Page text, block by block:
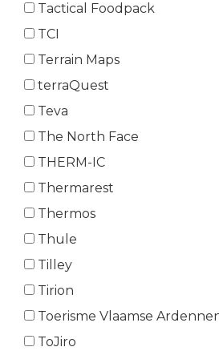
Tactical Foodpack
TCI
Terrain Maps
terraQuest
Teva
The North Face
THERM-IC
Thermarest
Thermos
Thule
Tilley
Tirion
Toerisme Vlaamse
ToJiro